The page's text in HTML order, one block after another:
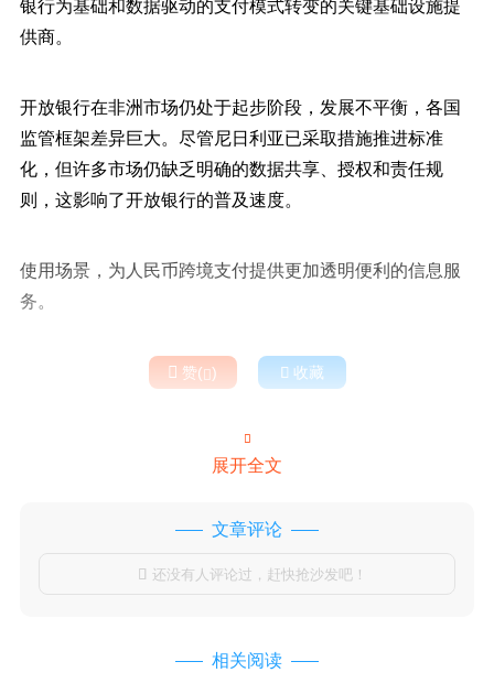
供商。
开放银行在非洲市场仍处于起步阶段，发展不平衡，各国
监管框架差异巨大。尽管尼日利亚已采取措施推进标准
化，但许多市场仍缺乏明确的数据共享、授权和责任规
则，这影响了开放银行的普及速度。
使用场景，为人民币跨境支付提供更加透明便利的信息服
务。
 赞()  收藏

展开全文
文章评论
 还没有人评论过，赶快抢沙发吧！
相关阅读